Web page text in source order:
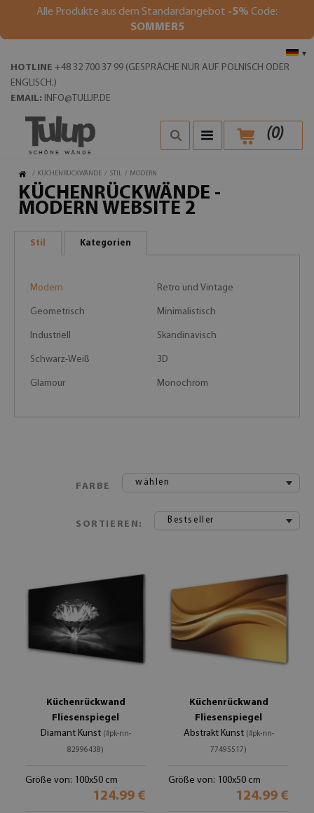
Alle Produkte aus dem Standardangebot -5% Code:
SOMMER5
▾
HOTLINE +48 32 700 37 99 (GESPRÄCHE NUR AUF POLNISCH ODER
ENGLISCH.)
EMAIL: INFO@TULUP.DE
(0)
/ KÜCHENRÜCKWÄNDE / STIL / MODERN
KÜCHENRÜCKWÄNDE -
MODERN WEBSITE 2
Stil Kategorien
Modern Retro und Vintage
Geometrisch Minimalistisch
Industriell Skandinavisch
Schwarz-Weiß 3D
Glamour Monochrom
FARBE wählen
SORTIEREN: Bestseller
Küchenrückwand
Fliesenspiegel
Diamant Kunst (#pk-nn-
82996438)
Größe von: 100x50 cm
124.99 €
Küchenrückwand
Fliesenspiegel
Abstrakt Kunst (#pk-nn-
77495517)
Größe von: 100x50 cm
124.99 €